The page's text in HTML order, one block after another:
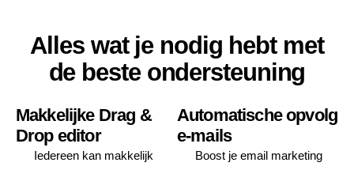
Alles wat je nodig hebt met
de beste ondersteuning
Makkelijke Drag &
Drop editor
Iedereen kan makkelijk
Automatische opvolg
e-mails
Boost je email marketing